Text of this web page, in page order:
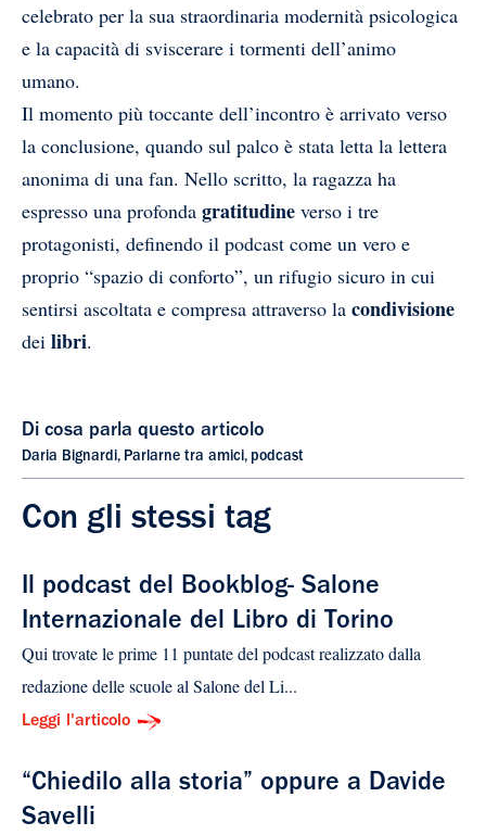
celebrato per la sua straordinaria modernità psicologica
e la capacità di sviscerare i tormenti dell’animo
umano.
Il momento più toccante dell’incontro è arrivato verso
la conclusione, quando sul palco è stata letta la lettera
anonima di una fan. Nello scritto, la ragazza ha
espresso una profonda gratitudine verso i tre
protagonisti, definendo il podcast come un vero e
proprio “spazio di conforto”, un rifugio sicuro in cui
sentirsi ascoltata e compresa attraverso la condivisione
dei libri.
Di cosa parla questo articolo
Daria Bignardi, Parlarne tra amici, podcast
Con gli stessi tag
Il podcast del Bookblog- Salone
Internazionale del Libro di Torino
Qui trovate le prime 11 puntate del podcast realizzato dalla
redazione delle scuole al Salone del Li...
Leggi l'articolo
“Chiedilo alla storia” oppure a Davide
Savelli